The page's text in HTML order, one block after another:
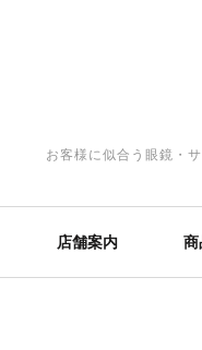
お客様に似合う眼鏡・
店舗案内 商